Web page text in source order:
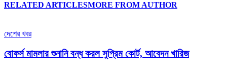
RELATED ARTICLESMORE FROM AUTHOR
দেশের খবর
বোফর্স মামলার শুনানি বন্ধ করল সুপ্রিম কোর্ট, আবেদন খারিজ